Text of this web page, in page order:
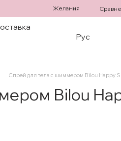
Желания
Рус
Спрей для тела с шиммером Bilou Happy
Bilou